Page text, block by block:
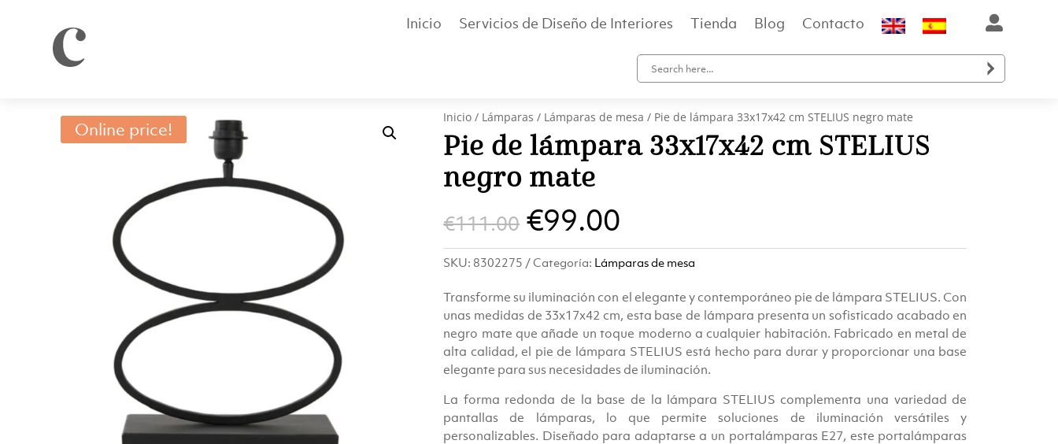

Inicio Servicios de Diseño de Interiores Tienda Blog Contacto
Online price!
Inicio / Lámparas / Lámparas de mesa / Pie de lámpara 33x17x42 cm STELIUS negro mate
Pie de lámpara 33x17x42 cm STELIUS
negro mate
€111.00 El
precio
original
era:
€111.00.
€99.00
precio
actual
es:
€99.00.
SKU: 8302275 Categoría: Lámparas de mesa
Transforme su iluminación con el elegante y contemporáneo pie de lámpara STELIUS. Con
unas medidas de 33x17x42 cm, esta base de lámpara presenta un sofisticado acabado en
negro mate que añade un toque moderno a cualquier habitación. Fabricado en metal de
alta calidad, el pie de lámpara STELIUS está hecho para durar y proporcionar una base
elegante para sus necesidades de iluminación.
La forma redonda de la base de la lámpara STELIUS complementa una variedad de
pantallas de lámparas, lo que permite soluciones de iluminación versátiles y
personalizables. Diseñado para adaptarse a un portalámparas E27, este portalámparas